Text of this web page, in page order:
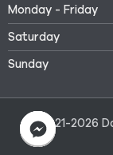
Monday - Friday
Saturday
Sunday
©2021-2026